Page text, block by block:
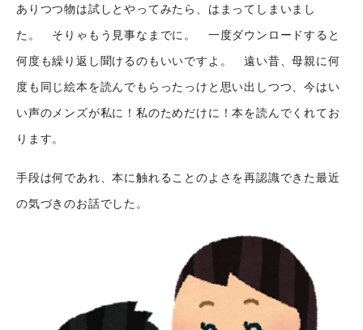
ありつつ物は試しとやってみたら、はまってしまいまし
た。 そりゃもう見事なまでに。 一度ダウンロードすると
何度も繰り返し聞けるのもいいですよ。 遠い昔、母親に何
度も同じ絵本を読んでもらったっけと思い出しつつ、今はい
い声のメンズが私に！私のためだけに！本を読んでくれてお
ります。
手段は何であれ、本に触れることのよさを再認識できた最近
の気づきのお話でした。
シナプストップへ
シナプスについて
数字で見るシナプス
サービス紹介
シナプスの技術
シナプスの技術力
シナプス技術者ブログ
座談会
シナプスの仕事と